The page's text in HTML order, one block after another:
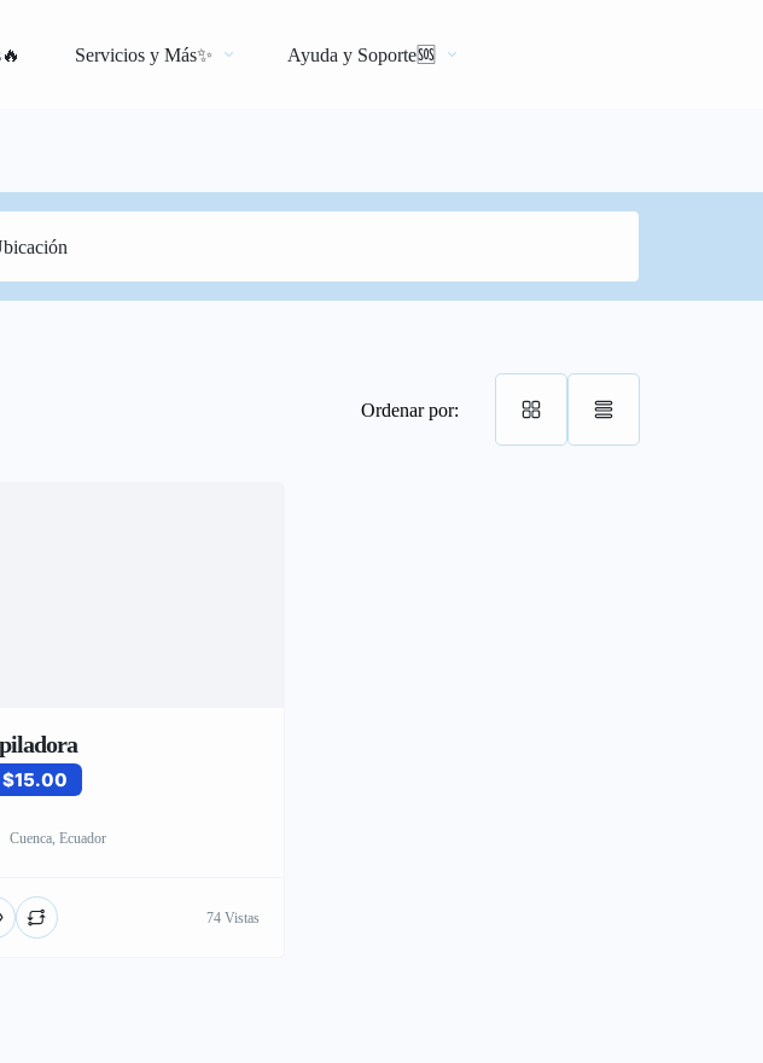
Servicios y Más✨ Ayuda y Soporte🆘
Ordenar por:
$15.00
Cuenca, Ecuador
74 Vistas